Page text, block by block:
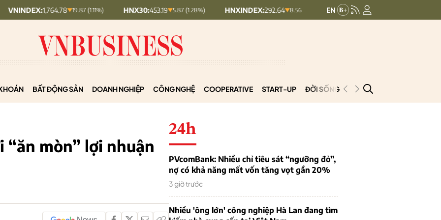
1,764.78 19.87 (1.11%) HNX30: 453.19 5.87 (1.28%) HNXINDEX:292.64 8.56 (2.84%) UPCOMINDEX: 127.17
BẤT ĐỘNG SẢN DOANH NGHIỆP CÔNG NGHỆ COOPERATIVE START-UP ĐỜI SỐNG PODCAST
mòn” lợi nhuận
24h
PVcomBank: Nhiều chỉ tiêu sát “ngưỡng đỏ”,
nợ có khả năng mất vốn tăng vọt gần 20%
3 giờ trước
Nhiều 'ông lớn' công nghiệp Hà Lan đang tìm